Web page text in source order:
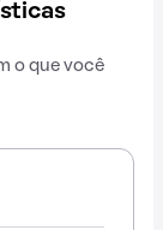
o que você